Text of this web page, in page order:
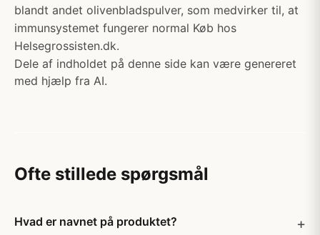
blandt andet olivenbladspulver, som medvirker til, at
immunsystemet fungerer normal Køb hos
Helsegrossisten.dk.
Dele af indholdet på denne side kan være genereret
med hjælp fra AI.
Ofte stillede spørgsmål
Hvad er navnet på produktet?